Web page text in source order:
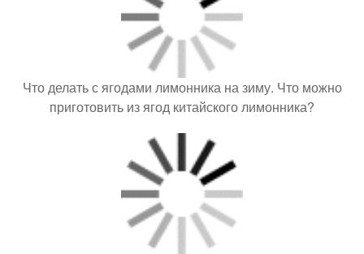
Что делать с ягодами лимонника на зиму. Что можно
приготовить из ягод китайского лимонника?